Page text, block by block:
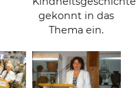
gekonnt in das
Thema ein.